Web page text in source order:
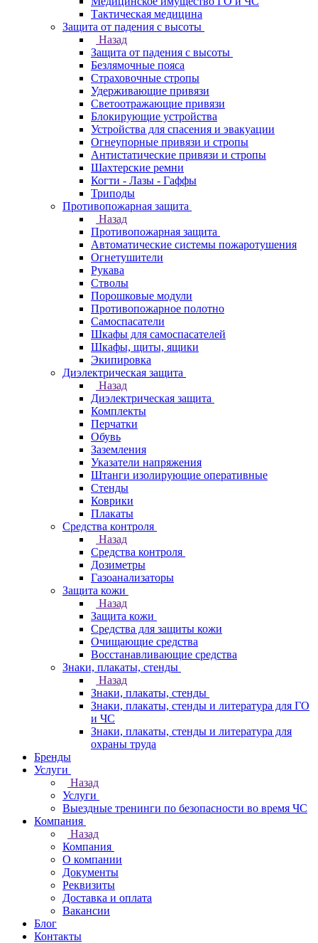
Тактическая медицина
Защита от падения с высоты
Назад
Защита от падения с высоты
Безлямочные пояса
Страховочные стропы
Удерживающие привязи
Светоотражающие привязи
Блокирующие устройства
Устройства для спасения и эвакуации
Огнеупорные привязи и стропы
Антистатические привязи и стропы
Шахтерские ремни
Когти - Лазы - Гаффы
Триподы
Противопожарная защита
Назад
Противопожарная защита
Автоматические системы пожаротушения
Огнетушители
Рукава
Стволы
Порошковые модули
Противопожарное полотно
Самоспасатели
Шкафы для самоспасателей
Шкафы, щиты, ящики
Экипировка
Диэлектрическая защита
Назад
Диэлектрическая защита
Комплекты
Перчатки
Обувь
Заземления
Указатели напряжения
Штанги изолирующие оперативные
Стенды
Коврики
Плакаты
Средства контроля
Назад
Средства контроля
Дозиметры
Газоанализаторы
Защита кожи
Назад
Защита кожи
Средства для защиты кожи
Очищающие средства
Восстанавливающие средства
Знаки, плакаты, стенды
Назад
Знаки, плакаты, стенды
Знаки, плакаты, стенды и литература для ГО
и ЧС
Знаки, плакаты, стенды и литература для
охраны труда
Бренды
Услуги
Назад
Услуги
Выездные тренинги по безопасности во время ЧС
Компания
Назад
Компания
О компании
Документы
Реквизиты
Доставка и оплата
Вакансии
Блог
Контакты